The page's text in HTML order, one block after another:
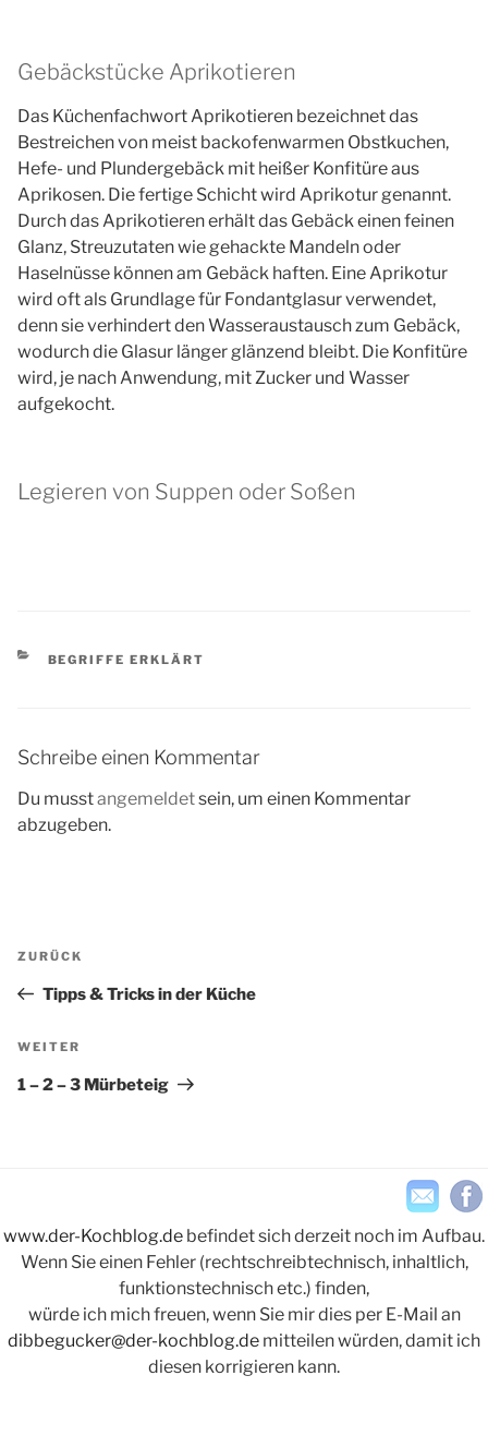
Gebäckstücke Aprikotieren
Das Küchenfachwort Aprikotieren bezeichnet das
Bestreichen von meist backofenwarmen Obstkuchen,
Hefe- und Plundergebäck mit heißer Konfitüre aus
Aprikosen. Die fertige Schicht wird Aprikotur genannt.
Durch das Aprikotieren erhält das Gebäck einen feinen
Glanz, Streuzutaten wie gehackte Mandeln oder
Haselnüsse können am Gebäck haften. Eine Aprikotur
wird oft als Grundlage für Fondantglasur verwendet,
denn sie verhindert den Wasseraustausch zum Gebäck,
wodurch die Glasur länger glänzend bleibt. Die Konfitüre
wird, je nach Anwendung, mit Zucker und Wasser
aufgekocht.
Legieren von Suppen oder Soßen
KATEGORIEN
BEGRIFFE ERKLÄRT
Schreibe einen Kommentar
Du musstangemeldetsein, um einen Kommentar
abzugeben.
Vorheriger
ZURÜCK
Tipps & Tricks in der Küche
Nächster
WEITER
1 – 2 – 3 Mürbeteig
www.der-Kochblog.de befindet sich derzeit noch im Aufbau.
Wenn Sie einen Fehler (rechtschreibtechnisch, inhaltlich,
funktionstechnisch etc.) finden,
würde ich mich freuen, wenn Sie mir dies per E-Mail an
dibbegucker@der-kochblog.de mitteilen würden, damit ich
diesen korrigieren kann.